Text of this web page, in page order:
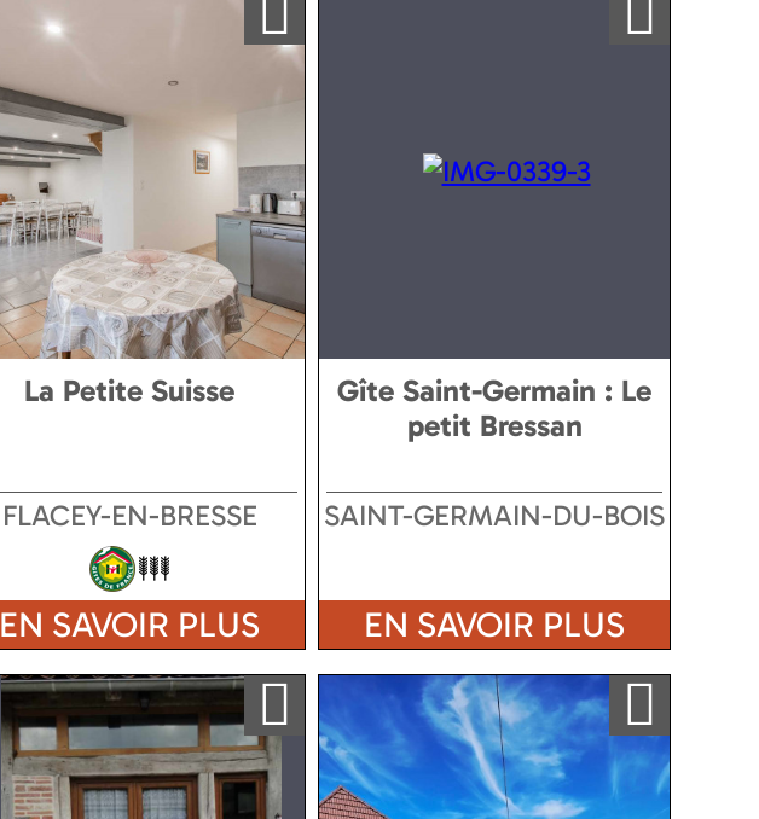
La Petite Suisse
FLACEY-EN-BRESSE
EN SAVOIR PLUS
Gîte Saint-Germain : Le
petit Bressan
SAINT-GERMAIN-DU-BOIS
EN SAVOIR PLUS
Ajouter a ma sélection Ajouter a ma sélection